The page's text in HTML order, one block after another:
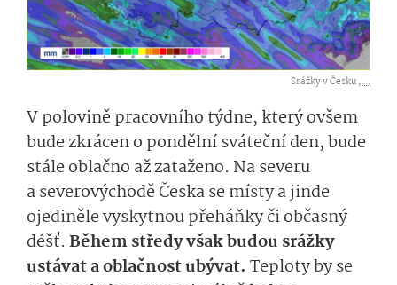
Srážky v Česku ,...
V polovině pracovního týdne, který ovšem
bude zkrácen o pondělní sváteční den, bude
stále oblačno až zataženo. Na severu
a severovýchodě Česka se místy a jinde
ojediněle vyskytnou přeháňky či občasný
déšť. Během středy však budou srážky
ustávat a oblačnost ubývat. Teploty by se